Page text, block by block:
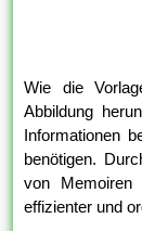
Wie die
Abbildung
Informationen
benötigen.
von Memoiren
effizienter und